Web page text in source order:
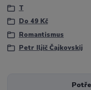
T
Do 49 Kč
Romantismus
Petr Iljič Čajkovskij